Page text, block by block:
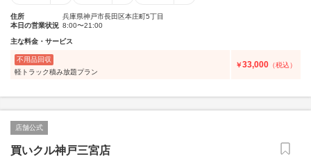
住所
兵庫県神戸市長田区本庄町5丁目
本日の営業状況 8:00〜21:00
主な料金・サービス
不用品回収
軽トラック積み放題プラン
￥33,000 （税込）
店舗公式
買いクル神戸三宮店